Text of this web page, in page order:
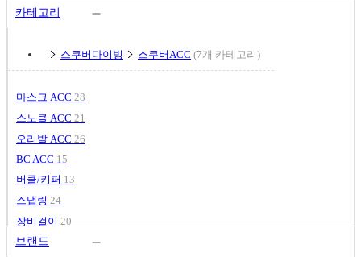
카테고리
스쿠버다이빙 스쿠버ACC (7개 카테고리)
마스크 ACC 28
스노클 ACC 21
오리발 ACC 26
BC ACC 15
버클/키퍼 13
스냅링 24
장비걸이 20
브랜드